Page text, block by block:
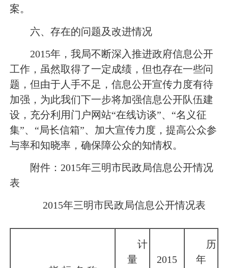
案。
六、存在的问题及改进情况
2015年，我局不断深入推进政府信息公开
工作，虽然取得了一定成绩，但也存在一些问
题，但由于人手不足，信息公开宣传力度有待
加强，为此我们下一步将加强信息公开队伍建
设，充分利用门户网站“在线访谈”、“名义征
集”、“局长信箱”、加大宣传力度，提高公众参
与率和知晓率，确保障公众的知情权。
附件：2015年三明市民政局信息公开情况
表
2015年三明市民政局信息公开情况表
计
量
2015
历
年